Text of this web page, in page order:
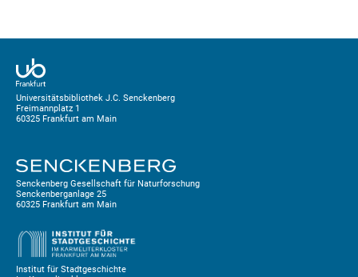
Universitätsbibliothek J.C. Senckenberg
Freimannplatz 1
60325 Frankfurt am Main
Senckenberg Gesellschaft für Naturforschung
Senckenberganlage 25
60325 Frankfurt am Main
Institut für Stadtgeschichte